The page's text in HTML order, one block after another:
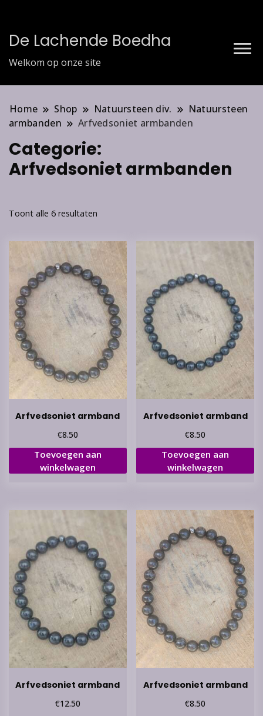
De Lachende Boedha
Welkom op onze site
Home Shop Natuursteen div.
Natuursteen
armbanden
Arfvedsoniet armbanden
Categorie:
Arfvedsoniet armbanden
Toont alle 6 resultaten
Arfvedsoniet armband
€8.50
Toevoegen aan
winkelwagen
Arfvedsoniet armband
€8.50
Toevoegen aan
winkelwagen
Arfvedsoniet armband
€12.50
Arfvedsoniet armband
€8.50